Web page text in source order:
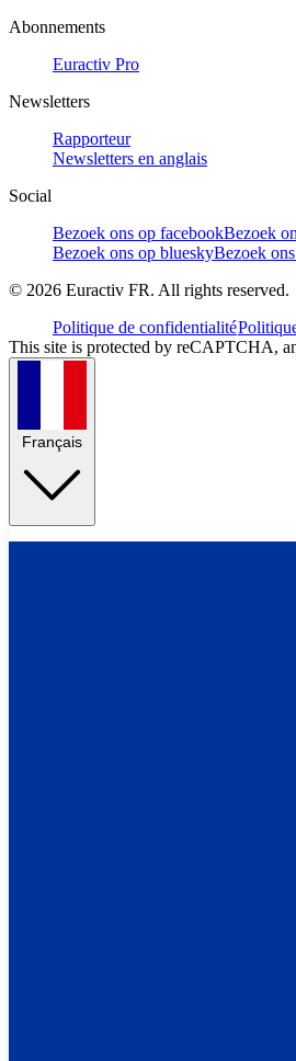
Abonnements
Euractiv Pro
Newsletters
Rapporteur
Newsletters en anglais
Social
Bezoek ons op facebookBezoek
Bezoek ons op blueskyBezoek
© 2026 Euractiv FR. All rights reserved.
Politique de confidentialité
This site is protected by reCAPTCHA,
Français